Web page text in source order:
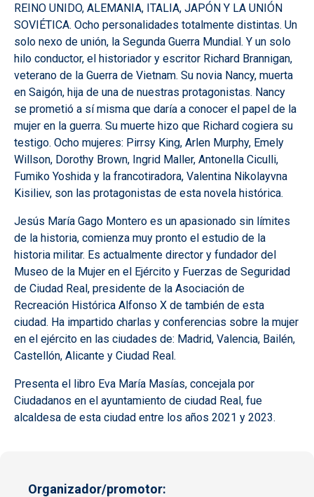
REINO UNIDO, ALEMANIA, ITALIA, JAPÓN Y LA UNIÓN
SOVIÉTICA. Ocho personalidades totalmente distintas. Un
solo nexo de unión, la Segunda Guerra Mundial. Y un solo
hilo conductor, el historiador y escritor Richard Brannigan,
veterano de la Guerra de Vietnam. Su novia Nancy, muerta
en Saigón, hija de una de nuestras protagonistas. Nancy
se prometió a sí misma que daría a conocer el papel de la
mujer en la guerra. Su muerte hizo que Richard cogiera su
testigo. Ocho mujeres: Pirrsy King, Arlen Murphy, Emely
Willson, Dorothy Brown, Ingrid Maller, Antonella Ciculli,
Fumiko Yoshida y la francotiradora, Valentina Nikolayvna
Kisiliev, son las protagonistas de esta novela histórica.
Jesús María Gago Montero es un apasionado sin límites
de la historia, comienza muy pronto el estudio de la
historia militar. Es actualmente director y fundador del
Museo de la Mujer en el Ejército y Fuerzas de Seguridad
de Ciudad Real, presidente de la Asociación de
Recreación Histórica Alfonso X de también de esta
ciudad. Ha impartido charlas y conferencias sobre la mujer
en el ejército en las ciudades de: Madrid, Valencia, Bailén,
Castellón, Alicante y Ciudad Real.
Presenta el libro Eva María Masías, concejala por
Ciudadanos en el ayuntamiento de ciudad Real, fue
alcaldesa de esta ciudad entre los años 2021 y 2023.
Organizador/promotor